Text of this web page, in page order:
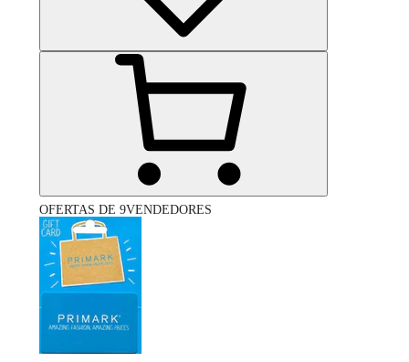
OFERTAS DE 9VENDEDORES